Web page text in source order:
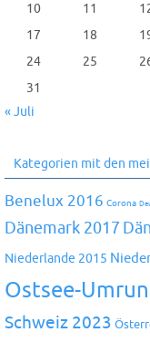
10
11
17
18
24
25
31
« Juli
Kategorien mit den
Benelux 2016 Corona
Dänemark 2017
Niederlande 2015
Ostsee-
Schweiz 2023